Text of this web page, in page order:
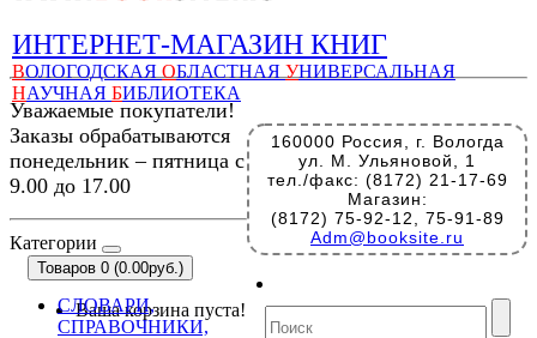
ИНТЕРНЕТ-МАГАЗИН КНИГ
ВОЛОГОДСКАЯ ОБЛАСТНАЯ УНИВЕРСАЛЬНАЯ
НАУЧНАЯ БИБЛИОТЕКА
160000 Россия, г. Вологда
ул. М. Ульяновой, 1
тел./факс: (8172) 21-17-69
Магазин:
(8172) 75-92-12, 75-91-89
Adm@booksite.ru
Уважаемые покупатели!
Заказы обрабатываются
понедельник – пятница с
9.00 до 17.00
Категории
Товаров 0 (0.00руб.)
Ваша корзина пуста!
СЛОВАРИ,
СПРАВОЧНИКИ,